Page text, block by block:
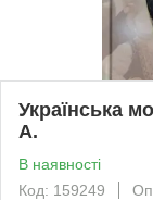
Українська
А.
В наявності
Код: 159249